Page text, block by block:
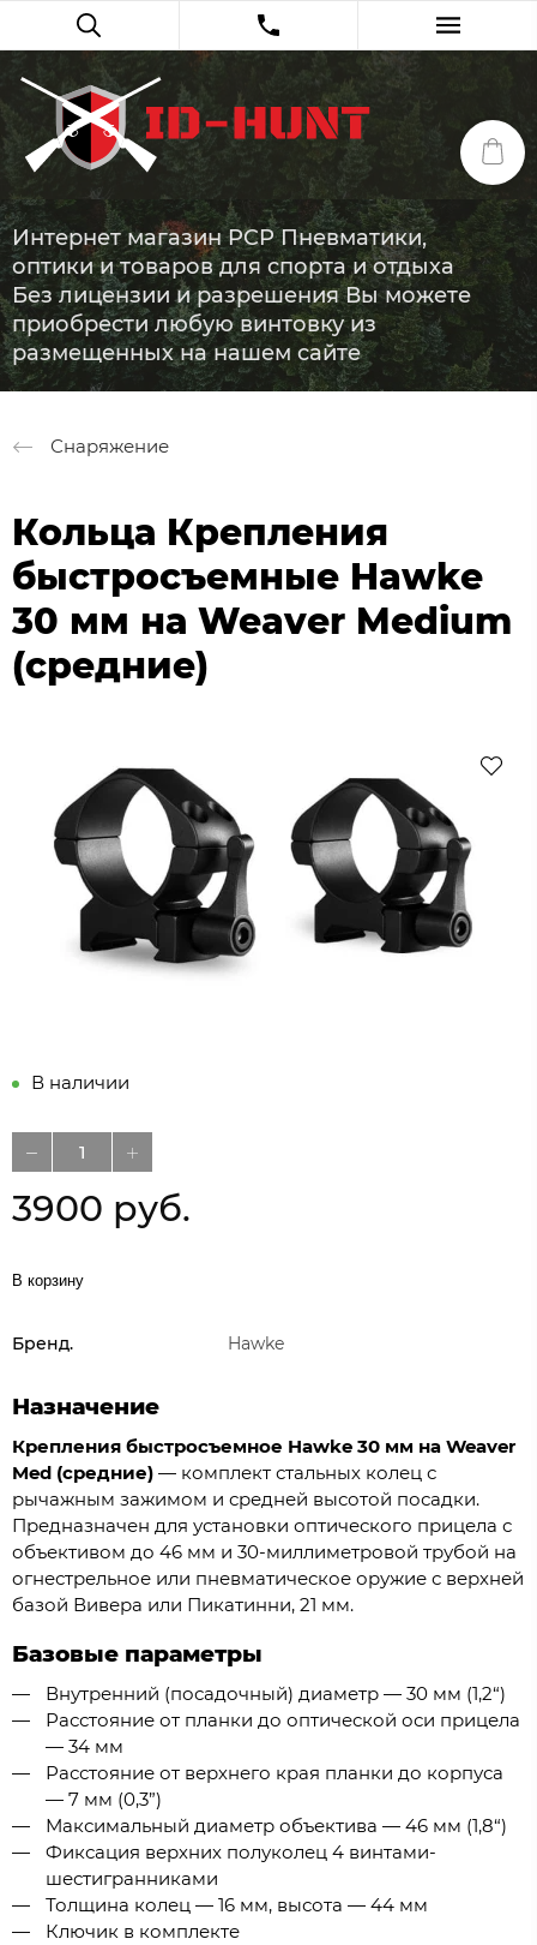
Интернет магазин PCP Пневматики,
оптики и товаров для спорта и отдыха
Без лицензии и разрешения Вы можете
приобрести любую винтовку из
размещенных на нашем сайте
Снаряжение
Кольца Крепления
быстросъемные Hawke
30 мм на Weaver Medium
(средние)
В наличии
3900 руб.
В корзину
Бренд. Hawke
Назначение
Крепления быстросъемное Hawke 30 мм на Weaver
Med (средние) — комплект стальных колец с
рычажным зажимом и средней высотой посадки.
Предназначен для установки оптического прицела с
объективом до 46 мм и 30-миллиметровой трубой на
огнестрельное или пневматическое оружие с верхней
базой Вивера или Пикатинни, 21 мм.
Базовые параметры
Внутренний (посадочный) диаметр — 30 мм (1,2“)
Расстояние от планки до оптической оси прицела
— 34 мм
Расстояние от верхнего края планки до корпуса
— 7 мм (0,3”)
Максимальный диаметр объектива — 46 мм (1,8“)
Фиксация верхних полуколец 4 винтами-
шестигранниками
Толщина колец — 16 мм, высота — 44 мм
Ключик в комплекте